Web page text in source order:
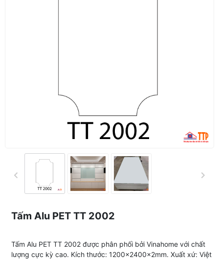
Tấm Alu PET TT 2002
Tấm Alu PET TT 2002 được phân phối bởi Vinahome với chất
lượng cực kỳ cao. Kích thước: 1200x2400x2mm. Xuất xứ: Việt